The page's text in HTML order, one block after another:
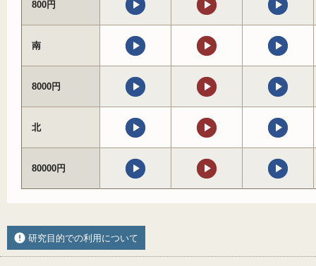
800円
南
8000円
北
80000円
研究目的での利用について